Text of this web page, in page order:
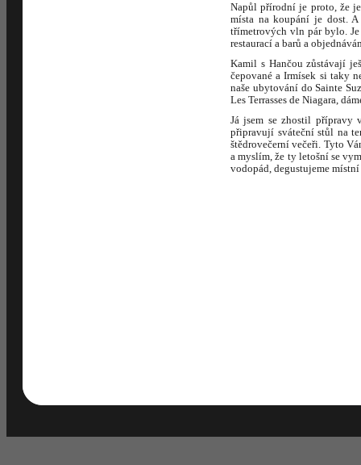
Napůl přírodní je proto, že
místa na koupání je dost.
třímetrových vln pár bylo.
restaurací a barů a
Kamil s Hančou zůstávají
čepované a Irmísek si taky
naše ubytování do Sainte
Les Terrasses de Niagara,
Já jsem se zhostil přípravy
připravují sváteční stůl na
štědrovečerní večeři. Tyto
a myslím, že ty letošní se
vodopád, degustujeme